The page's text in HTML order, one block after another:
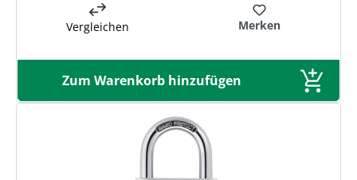
Vergleichen Merken
Zum Warenkorb hinzufügen